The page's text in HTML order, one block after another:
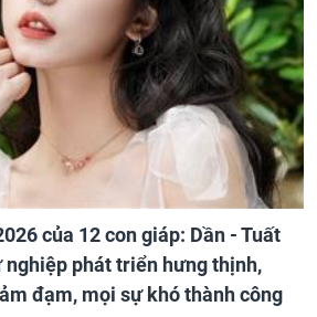
của 12 con giáp: Dần - Tuất
nghiệp phát triển hưng thịnh,
đạm, mọi sự khó thành công